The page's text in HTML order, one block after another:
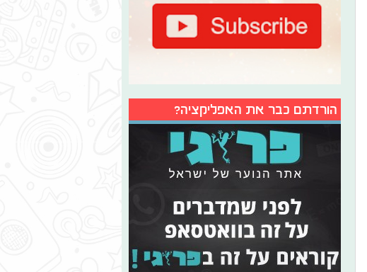
הורדתם כבר את האפליקציה?